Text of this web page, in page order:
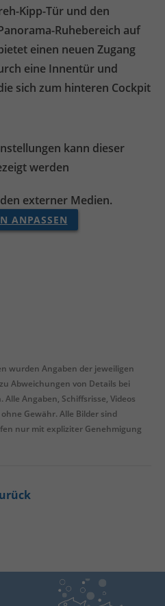
Kipp-Tür und den
Ruhebereich auf
einen neuen Zugang
eine Innentür und
sich zum hinteren Cockpit
kann dieser
werden
externer Medien.
ANPASSEN
wurden Angaben der jeweiligen
Abweichungen von Details bei
Angaben, Schiffsrisse, Videos
Gewähr. Alle Bilder sind
nur mit expliziter Genehmigung